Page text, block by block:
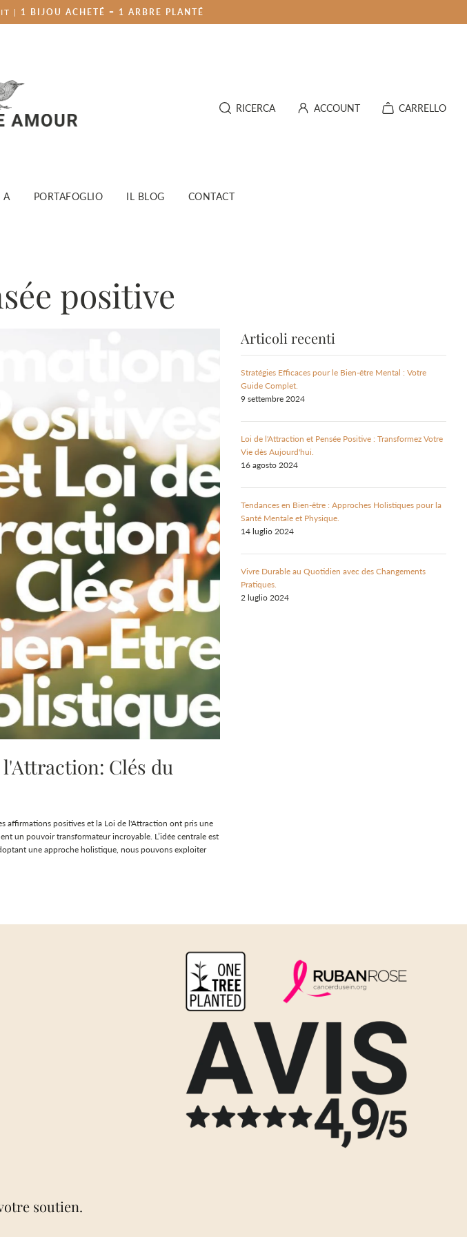
| 1 BIJOU ACHETÉ = 1 ARBRE PLANTÉ
RICERCA ACCOUNT CARRELLO
A PORTAFOGLIO IL BLOG CONTACT
positive
Clés du
affirmations positives et la Loi de l'Attraction ont pris une
un pouvoir transformateur incroyable. L’idée centrale est
une approche holistique, nous pouvons exploiter
Articoli recenti
Stratégies Efficaces pour le Bien-être Mental : Votre
Guide Complet.
9 settembre 2024
Loi de l'Attraction et Pensée Positive : Transformez Votre
Vie dès Aujourd'hui.
16 agosto 2024
Tendances en Bien-être : Approches Holistiques pour la
Santé Mentale et Physique.
14 luglio 2024
Vivre Durable au Quotidien avec des Changements
Pratiques.
2 luglio 2024
soutien.